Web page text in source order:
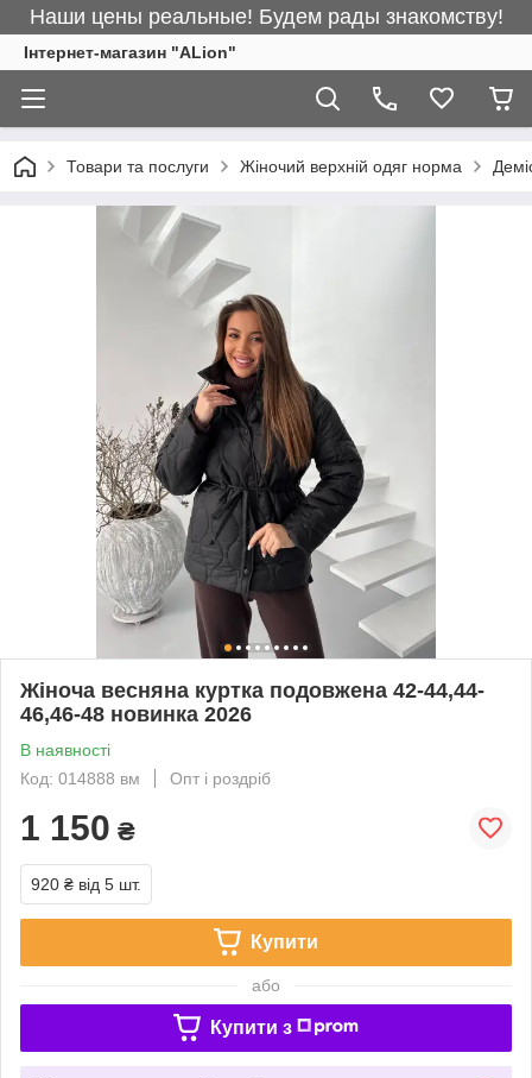
Наши цены реальные! Будем рады знакомству!
Інтернет-магазин "ALіon"
Товари та послуги Жіночий верхній одяг норма
Жіноча весняна куртка подовжена 42-44,44-
46,46-48 новинка 2026
В наявності
Код: 014888 вм
Опт і роздріб
1 150 ₴
920 ₴ від 5 шт.
Купити
або
Купити з